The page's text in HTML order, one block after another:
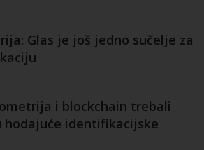
Glas je još jedno sučelje za
i blockchain trebali
identifikacijske